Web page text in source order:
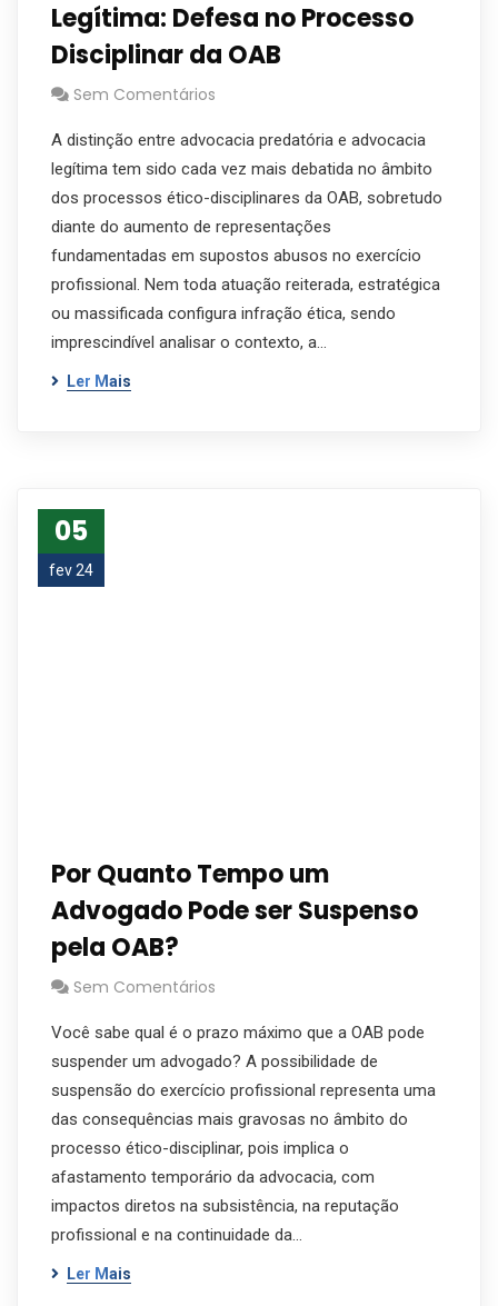
Legítima: Defesa no Processo
Disciplinar da OAB
Sem Comentários
A distinção entre advocacia predatória e advocacia
legítima tem sido cada vez mais debatida no âmbito
dos processos ético-disciplinares da OAB, sobretudo
diante do aumento de representações
fundamentadas em supostos abusos no exercício
profissional. Nem toda atuação reiterada, estratégica
ou massificada configura infração ética, sendo
imprescindível analisar o contexto, a…
Ler Mais
05
fev 24
Por Quanto Tempo um
Advogado Pode ser Suspenso
pela OAB?
Sem Comentários
Você sabe qual é o prazo máximo que a OAB pode
suspender um advogado? A possibilidade de
suspensão do exercício profissional representa uma
das consequências mais gravosas no âmbito do
processo ético-disciplinar, pois implica o
afastamento temporário da advocacia, com
impactos diretos na subsistência, na reputação
profissional e na continuidade da…
Ler Mais